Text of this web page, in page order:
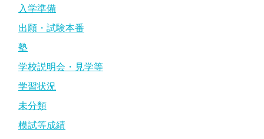
入学準備
出願・試験本番
塾
学校説明会・見学等
学習状況
未分類
模試等成績